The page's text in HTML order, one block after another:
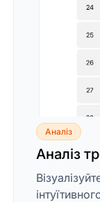
Аналіз
Аналіз